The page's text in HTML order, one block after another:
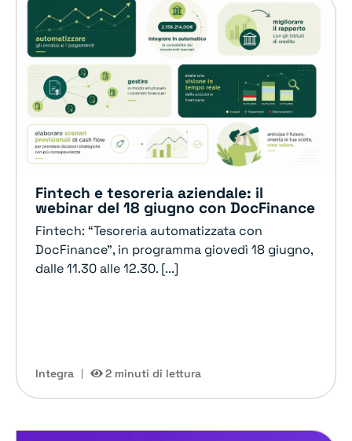
Fintech e tesoreria aziendale: il
webinar del 18 giugno con DocFinance
Fintech: “Tesoreria automatizzata con
DocFinance”, in programma giovedì 18 giugno,
dalle 11.30 alle 12.30. [...]
Integra 2 minuti di lettura